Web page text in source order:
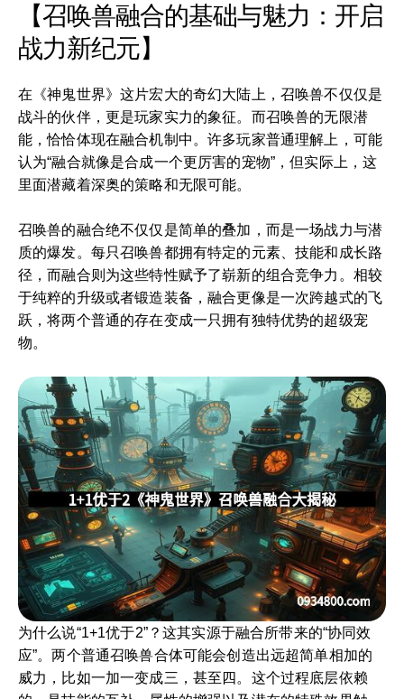
【召唤兽融合的基础与魅力：开启
战力新纪元】
在《神鬼世界》这片宏大的奇幻大陆上，召唤兽不仅仅是
战斗的伙伴，更是玩家实力的象征。而召唤兽的无限潜
能，恰恰体现在融合机制中。许多玩家普通理解上，可能
认为“融合就像是合成一个更厉害的宠物”，但实际上，这
里面潜藏着深奥的策略和无限可能。
召唤兽的融合绝不仅仅是简单的叠加，而是一场战力与潜
质的爆发。每只召唤兽都拥有特定的元素、技能和成长路
径，而融合则为这些特性赋予了崭新的组合竞争力。相较
于纯粹的升级或者锻造装备，融合更像是一次跨越式的飞
跃，将两个普通的存在变成一只拥有独特优势的超级宠
物。
为什么说“1+1优于2”？这其实源于融合所带来的“协同效
应”。两个普通召唤兽合体可能会创造出远超简单相加的
威力，比如一加一变成三，甚至四。这个过程底层依赖